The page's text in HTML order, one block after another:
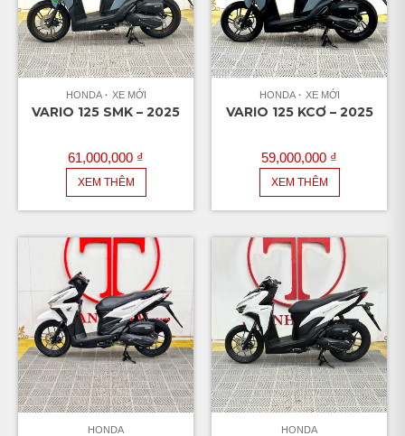
HONDA XE MỚI
VARIO 125 SMK – 2025
61,000,000 ₫
XEM THÊM
HONDA XE MỚI
VARIO 125 KCƠ – 2025
59,000,000 ₫
XEM THÊM
HONDA HONDA